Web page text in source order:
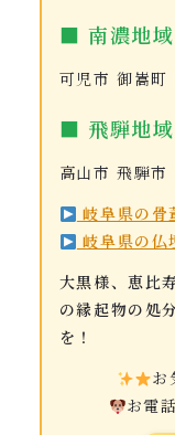
■ 南濃地域
可児市 御嵩町
■ 飛騨地域
高山市 飛騨市
岐阜県の骨
岐阜県の仏
大黒様、恵比
の縁起物の処
を！
お
お電